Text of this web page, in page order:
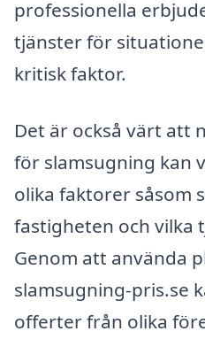
professionella
tjänster för
kritisk faktor.
Det är också värt att
för slamsugning kan
olika faktorer såsom
fastigheten och vilka
Genom att använda
slamsugning-pris.se
offerter från olika